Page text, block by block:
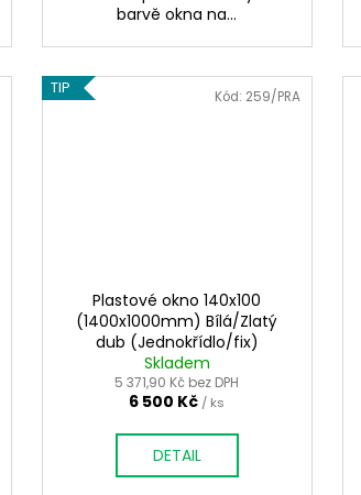
barvě okna na...
TIP
Plastové okno 140x100
(1400x1000mm) Bílá/Zlatý
dub (Jednokřídlo/fix)
Kömmerling 70 AD
Skladem
5 371,90 Kč bez DPH
6 500 Kč / ks
DETAIL
Kód: 259/PRA